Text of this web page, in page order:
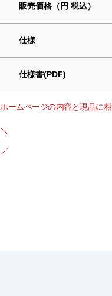
販売価格（円 税込）
仕様
仕様書(PDF)
ホームページの内容と現品に